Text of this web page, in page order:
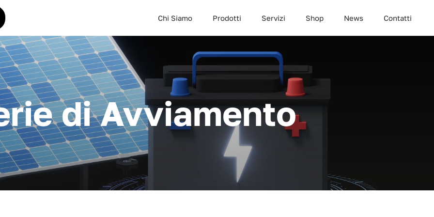
Chi Siamo Prodotti Servizi Shop News Contatti
di Avviamento